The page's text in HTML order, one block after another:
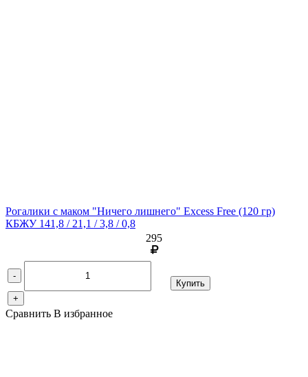
Рогалики с маком "Ничего лишнего" Excess Free (120 гр)
КБЖУ 141,8 / 21,1 / 3,8 / 0,8
295
-
+
Купить
Сравнить В избранное